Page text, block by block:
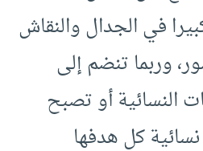
في الجدال والنقاش
وربما تنضم إلى
النسائية أو تصبح
كل هدفها